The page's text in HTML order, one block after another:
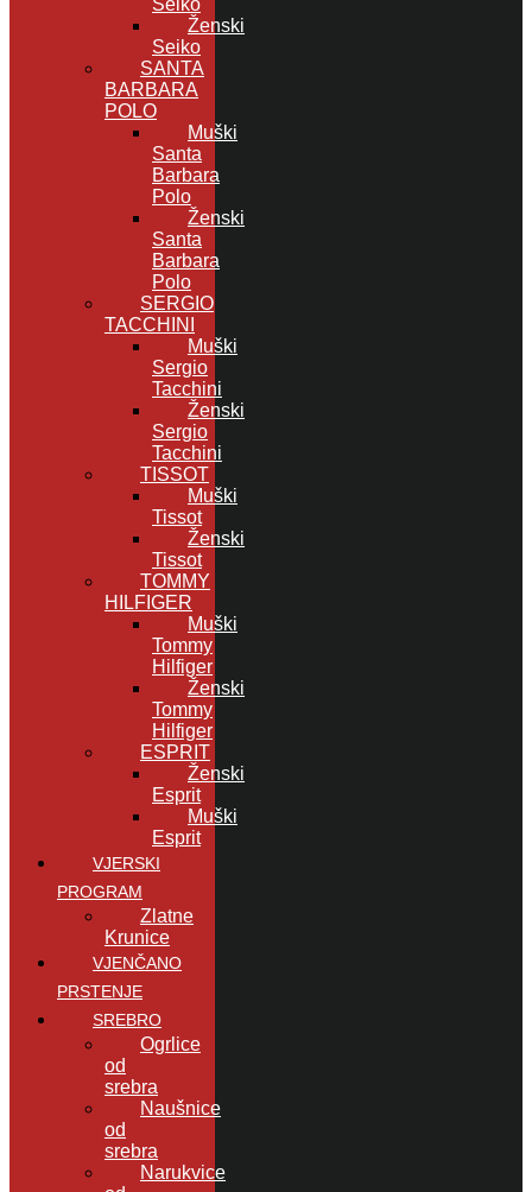
Ženski
Seiko
SANTA
BARBARA
POLO
Muški
Santa
Barbara
Polo
Ženski
Santa
Barbara
Polo
SERGIO
TACCHINI
Muški
Sergio
Tacchini
Ženski
Sergio
Tacchini
TISSOT
Muški
Tissot
Ženski
Tissot
TOMMY
HILFIGER
Muški
Tommy
Hilfiger
Ženski
Tommy
Hilfiger
ESPRIT
Ženski
Esprit
Muški
Esprit
VJERSKI
PROGRAM
Zlatne
Krunice
VJENČANO
PRSTENJE
SREBRO
Ogrlice
od
srebra
Naušnice
od
srebra
Narukvice